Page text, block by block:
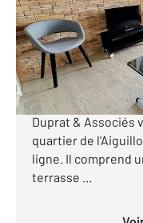
Appartement
330
[Appartement
Terrasse -
Duprat & Associés
quartier de
ligne. Il comprend
terrasse ...